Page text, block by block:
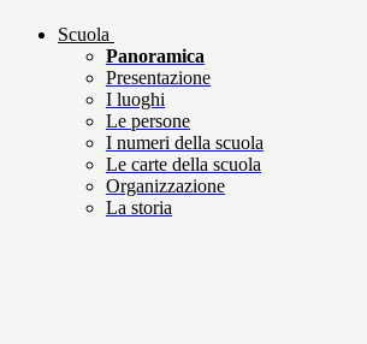
Scuola
Panoramica
Presentazione
I luoghi
Le persone
I numeri della scuola
Le carte della scuola
Organizzazione
La storia